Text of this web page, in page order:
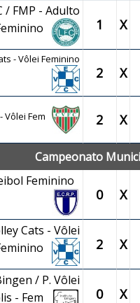
/ FMP - Adulto
1 X
- Vôlei Feminino
2 X
Vôlei Fem 2 X
Campeonato
Feminino
0 X
Cats - Vôlei
2 X
/ P. Vôlei
- Fem
0 X